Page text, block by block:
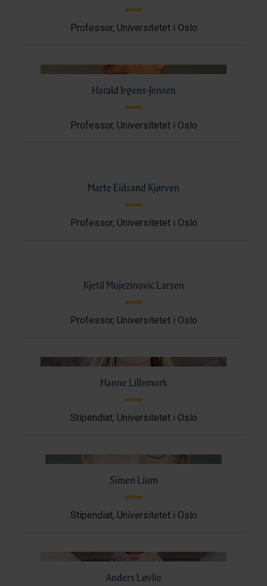
Professor, Universitetet i Oslo
Harald Irgens-Jensen
Professor, Universitetet i Oslo
Marte Eidsand Kjørven
Professor, Universitetet i Oslo
Kjetil Mujezinović Larsen
Professor, Universitetet i Oslo
Hanne Lillemork
Stipendiat, Universitetet i Oslo
Simen Lium
Stipendiat, Universitetet i Oslo
Anders Løvlie